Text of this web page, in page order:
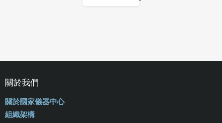
關於我們
關於國家儀器中心
組織架構